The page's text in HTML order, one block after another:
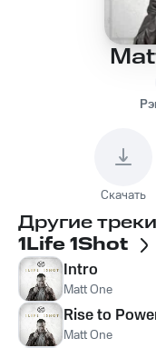
Скачать
Другие
1Life 1Shot
Intro
Matt One
Rise to
Matt One